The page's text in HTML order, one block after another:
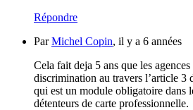
Répondre
ParMichel Copin, il y a 6 années
Cela fait deja 5 ans que les
discrimination au travers l’article 3
qui est un module obligatoire dans
détenteurs de carte professionnelle.